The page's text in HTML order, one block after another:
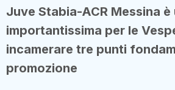
Juve Stabia-ACR Messina è
importantissima per le
incamerare tre punti
promozione